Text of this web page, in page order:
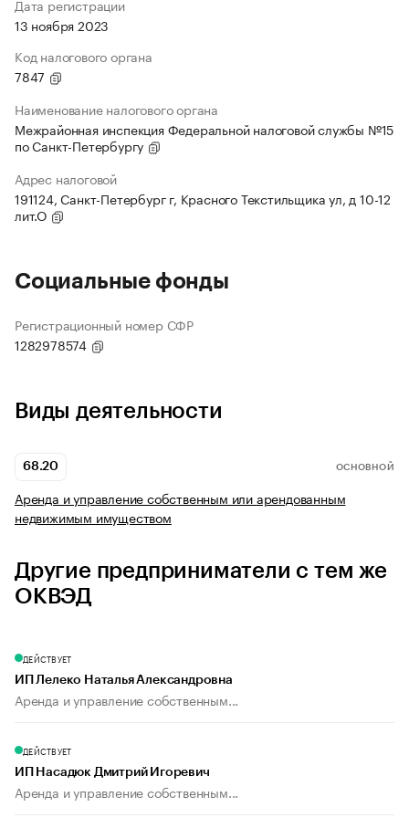
Дата регистрации
13 ноября 2023
Код налогового органа
7847
Наименование налогового органа
Межрайонная инспекция Федеральной налоговой службы №15
по Санкт-Петербургу
Адрес налоговой
191124, Санкт-Петербург г, Красного Текстильщика ул, д 10-12
лит.О
Социальные фонды
Регистрационный номер СФР
1282978574
Виды деятельности
68.20 ОСНОВНОЙ
Аренда и управление собственным или арендованным
недвижимым имуществом
Другие предприниматели с тем же
ОКВЭД
ДЕЙСТВУЕТ
ИП Лелеко Наталья Александровна
Аренда и управление собственным...
ДЕЙСТВУЕТ
ИП Насадюк Дмитрий Игоревич
Аренда и управление собственным...